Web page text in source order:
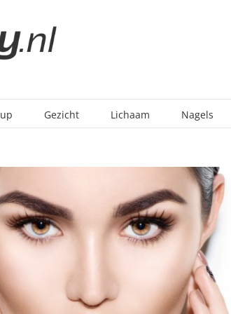
Gezicht Lichaam Nagels